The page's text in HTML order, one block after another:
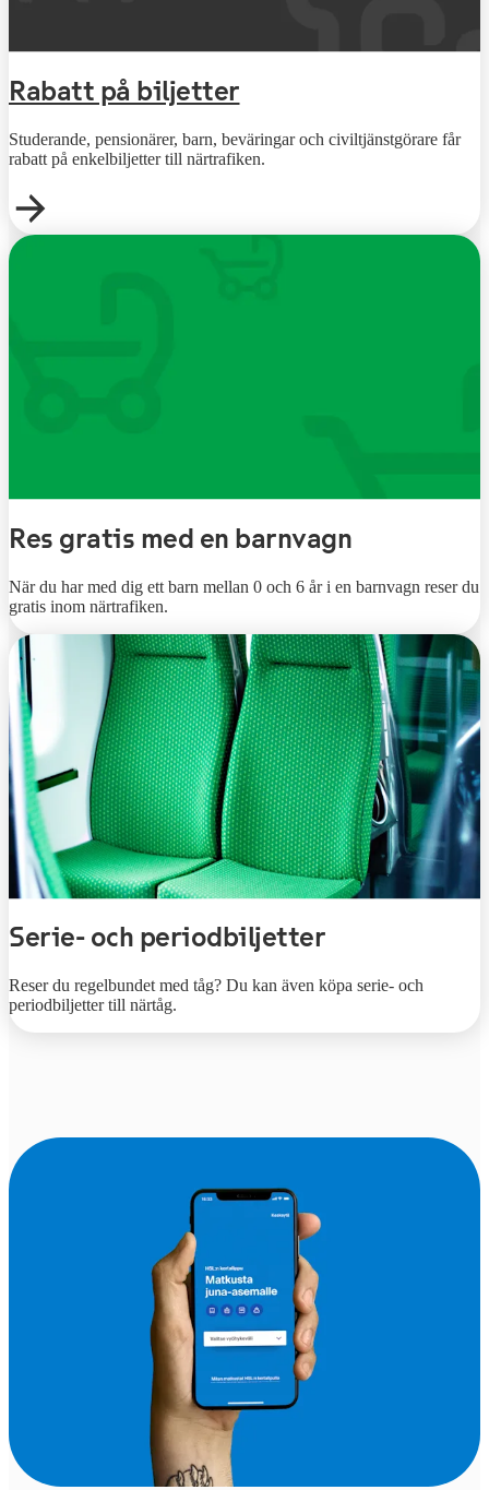
Rabatt på biljetter
Studerande, pensionärer, barn, beväringar och civiltjänstgörare får
rabatt på enkelbiljetter till närtrafiken.
Res gratis med en barnvagn
När du har med dig ett barn mellan 0 och 6 år i en barnvagn reser du
gratis inom närtrafiken.
Serie- och periodbiljetter
Reser du regelbundet med tåg? Du kan även köpa serie- och
periodbiljetter till närtåg.